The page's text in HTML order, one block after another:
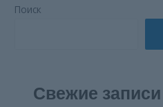
Поиск
Свежие записи